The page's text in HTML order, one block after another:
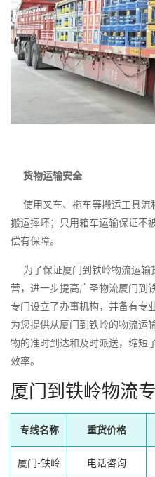
货物运输安全
使用叉车、拖车等搬运工具流
搬运摔坏；只用箱车运输保证不
偿有保障。
为了保证厦门到铁岭物流运输
营，进一步提高广圣物流厦门到
专门设立了办事机构，并备有专
为您提供从厦门到铁岭的物流运
物的准时到达和及时派送，缩短
效率。
厦门到铁岭物流
专线名称 重货价格
厦门-铁岭 电话咨询